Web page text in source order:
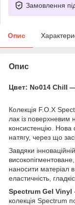
Замовлення
Опис
Опис
Цвет: No014 Chill
Колекція F.O.X
лак із
консистенцію.
натягу, через що
Завдяки
наносити матеріал
еластичність,
Spectrum Gel Vinyl
колекція Spectrum